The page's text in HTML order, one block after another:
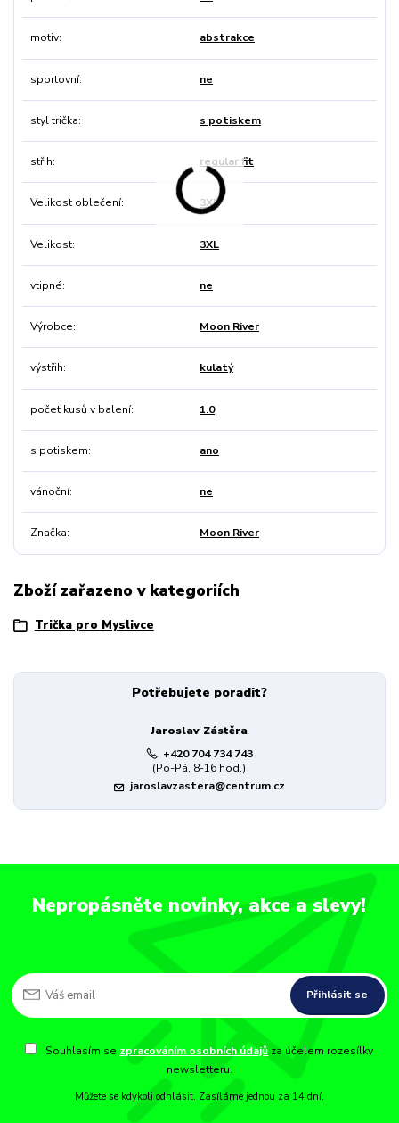
motiv abstrakce
sportovní ne
styl trička s potiskem
střih regular fit
Velikost oblečení 3XL
Velikost 3XL
vtipné ne
Výrobce Moon River
výstřih kulatý
počet kusů v balení 1.0
s potiskem ano
vánoční ne
Značka Moon River
Zboží zařazeno v kategoriích
Trička pro Myslivce
Potřebujete poradit?
Jaroslav Zástěra
+420 704 734 743
(Po-Pá, 8-16 hod.)
jaroslavzastera@centrum.cz
Nepropásněte novinky, akce a slevy!
Přihlásit se
Souhlasím se zpracováním osobních údajů za účelem rozesílky
newsletteru.
Můžete se kdykoli odhlásit. Zasíláme jednou za 14 dní.